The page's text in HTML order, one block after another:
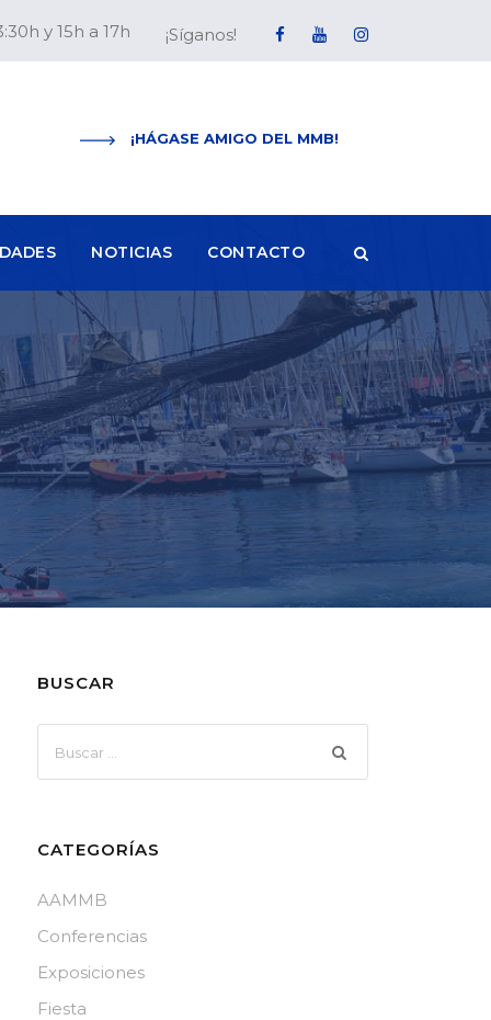
y 15h a 17h ¡Síganos!
¡HÁGASE AMIGO DEL MMB!
NOTICIAS CONTACTO
BUSCAR
CATEGORÍAS
AAMMB
Conferencias
Exposiciones
Fiesta